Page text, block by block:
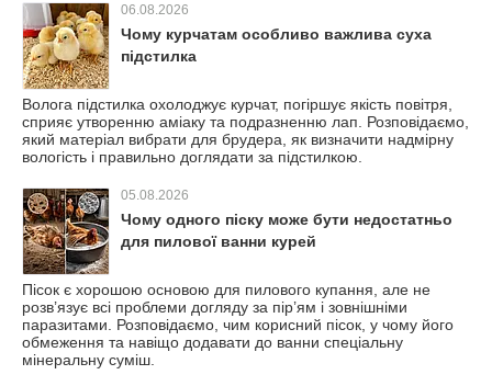
06.08.2026
Чому курчатам особливо важлива суха
підстилка
Волога підстилка охолоджує курчат, погіршує якість повітря,
сприяє утворенню аміаку та подразненню лап. Розповідаємо,
який матеріал вибрати для брудера, як визначити надмірну
вологість і правильно доглядати за підстилкою.
05.08.2026
Чому одного піску може бути недостатньо
для пилової ванни курей
Пісок є хорошою основою для пилового купання, але не
розв’язує всі проблеми догляду за пір’ям і зовнішніми
паразитами. Розповідаємо, чим корисний пісок, у чому його
обмеження та навіщо додавати до ванни спеціальну
мінеральну суміш.